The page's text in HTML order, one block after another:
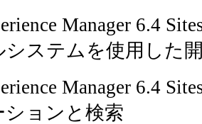
Manager 6.4
システムを使用した
Manager 6.4
ションと検索